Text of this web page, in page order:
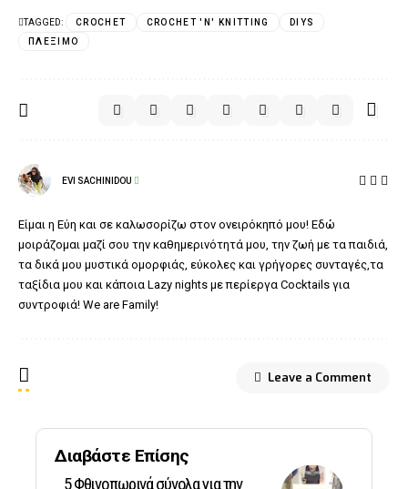
TAGGED: CROCHET CROCHET 'N' KNITTING
DIYS
ΠΛΈΞΙΜΟ
EVI SACHINIDOU
Είμαι η Εύη και σε καλωσορίζω στον ονειρόκηπό μου! Εδώ
μοιράζομαι μαζί σου την καθημερινότητά μου, την ζωή με τα παιδιά,
τα δικά μου μυστικά ομορφιάς, εύκολες και γρήγορες συνταγές,τα
ταξίδια μου και κάποια Lazy nights με περίεργα Cocktails για
συντροφιά! We are Family!
Leave a Comment
Διαβάστε Επίσης
5 Φθινοπωρινά σύνολα για την